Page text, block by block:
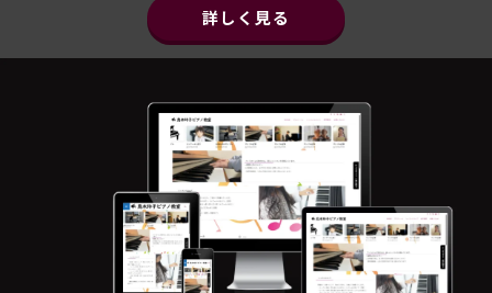
詳しく見る